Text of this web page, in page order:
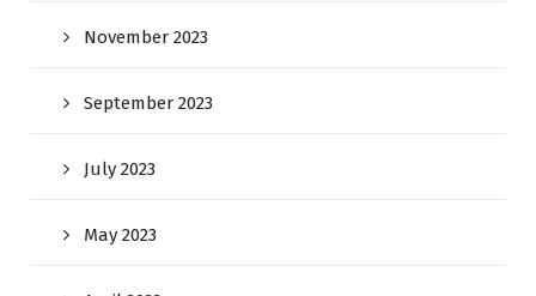
November 2023
September 2023
July 2023
May 2023